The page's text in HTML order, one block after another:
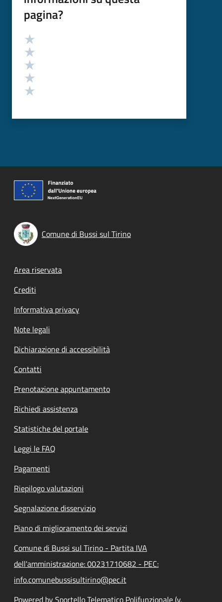
pagina?
Valutazione
Comune di Bussi sul Tirino
Footer menu
Area riservata
Crediti
Informativa privacy
Note legali
Dichiarazione di accessibilità
Contatti
Prenotazione appuntamento
Richiedi assistenza
Statistiche del portale
Leggi le FAQ
Pagamenti
Riepilogo valutazioni
Segnalazione disservizio
Piano di miglioramento dei servizi
Comune di Bussi sul Tirino - Partita IVA
dell'amministrazione: 00231710682 - PEC:
info.comunebussisultirino@pec.it
Powered by Sportello Telematico Polifunzionale (v.